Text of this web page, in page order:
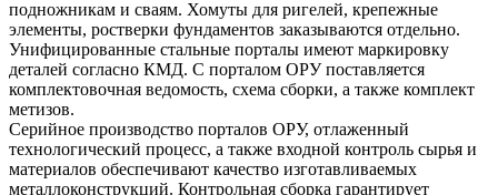
подножникам и сваям. Хомуты для ригелей, крепежные
элементы, ростверки фундаментов заказываются отдельно.
Унифицированные стальные порталы имеют маркировку
деталей согласно КМД. С порталом ОРУ поставляется
комплектовочная ведомость, схема сборки, а также комплект
метизов.
Серийное производство порталов ОРУ, отлаженный
технологический процесс, а также входной контроль сырья и
материалов обеспечивают качество изготавливаемых
металлоконструкций. Контрольная сборка гарантирует